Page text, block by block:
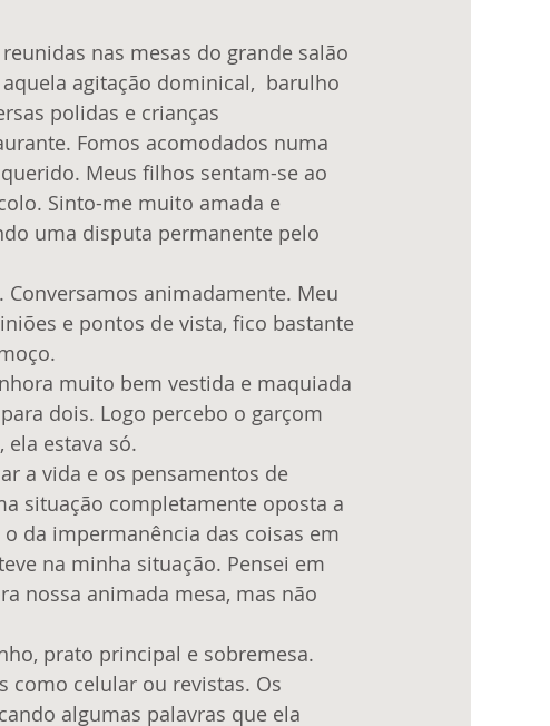
agitação dominical,  barulho
polidas e crianças
Fomos acomodados numa
Meus filhos sentam-se ao
Sinto-me muito amada e
uma disputa permanente pelo
e pontos de vista, fico bastante
muito bem vestida e maquiada
dois. Logo percebo o garçom
estava só.
situação completamente oposta a
da impermanência das coisas em
na minha situação. Pensei em
nossa animada mesa, mas não
como celular ou revistas. Os
algumas palavras que ela